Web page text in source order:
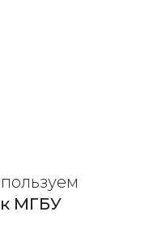
бетона
МГБУ